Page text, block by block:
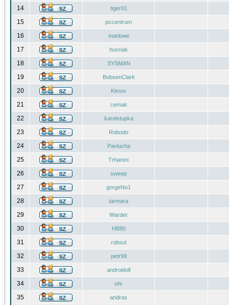
14 tiger01
15 pccentrum
16 marlowe
17 husnak
18 SYSMAN
19 BobsenClark
20 Kimov
21 cemak
22 karelstupka
23 Robodo
24 Pavlucha
25 Trhanec
26 sweep
27 gorgeNo1
28 tarmara
29 Warder
30 HB80
31 robsol
32 petr99
33 androidoll
34 ohr
35 andras